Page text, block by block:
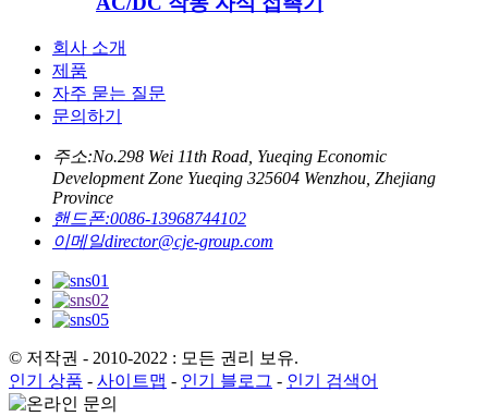
회사 소개
제품
자주 묻는 질문
문의하기
주소:No.298 Wei 11th Road, Yueqing Economic
Development Zone Yueqing 325604 Wenzhou, Zhejiang
Province
핸드폰:0086-13968744102
이메일director@cje-group.com
© 저작권 - 2010-2022 : 모든 권리 보유.
인기 상품 - 사이트맵 - 인기 블로그 - 인기 검색어